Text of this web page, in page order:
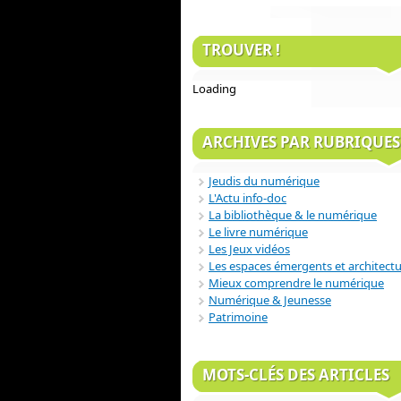
TROUVER !
Loading
ARCHIVES PAR RUBRIQUES
Jeudis du numérique
L'Actu info-doc
La bibliothèque & le numérique
Le livre numérique
Les Jeux vidéos
Les espaces émergents et
Mieux comprendre le numérique
Numérique & Jeunesse
Patrimoine
MOTS-CLÉS DES ARTICLES